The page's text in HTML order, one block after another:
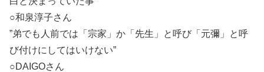
○和泉淳子さん
”弟でも人前では「宗家」か「先生」と呼び「元彌」と呼
び付けにしてはいけない”
○DAIGOさん